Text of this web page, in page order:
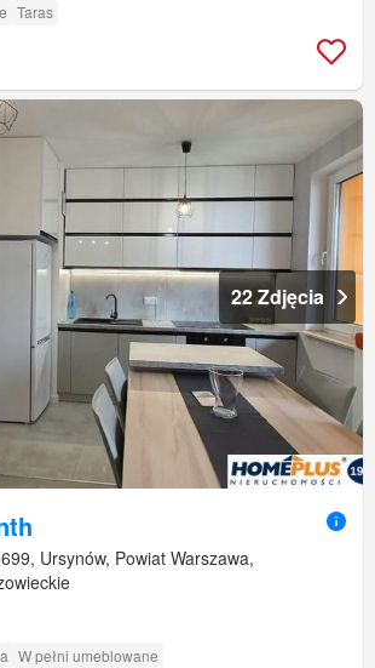
Taras
22 Zdjęcia
Ursynów, Powiat Warszawa,
W pełni umeblowane